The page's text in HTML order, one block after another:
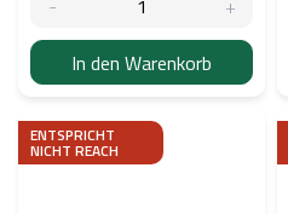
In den Warenkorb
ENTSPRICHT
NICHT REACH